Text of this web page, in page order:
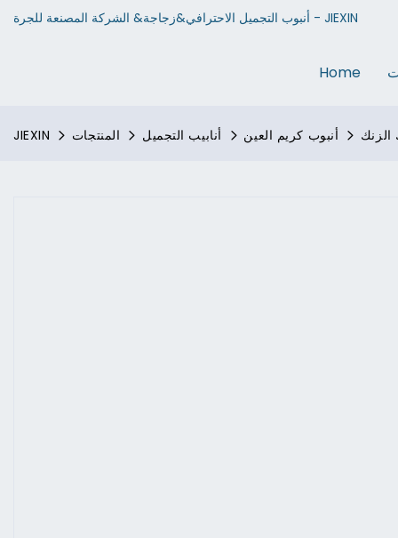
أنبوب التجميل الاحترافي&زجاجة& الشركة المصنعة للجرة - JIEXIN
Home
JIEXIN المنتجات أنابيب التجميل أنبوب كريم العين